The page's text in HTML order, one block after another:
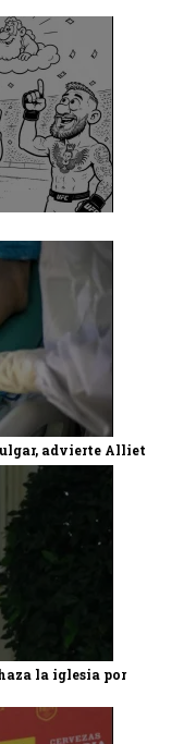
advierte Alliet
la iglesia por